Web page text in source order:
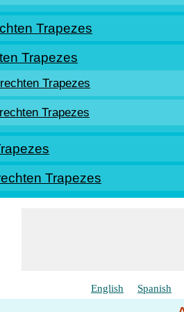
Trapezes
Trapezes
Trapezes
Trapezes
Trapezes
English Spanish